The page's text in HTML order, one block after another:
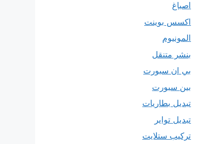
اصباغ
اكسس بوينت
المونيوم
بنشر متنقل
بي ان سبورت
بين سبورت
تبديل بطاريات
تبديل تواير
تركيب ستلايت